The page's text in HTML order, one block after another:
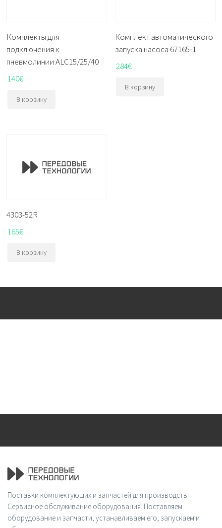
Комплекты для
подключения к
пневмолинии ALC15/25/40
140€
В корзину
Комплект автоматического
запуска насоса 67165-1
284€
В корзину
4303-52R
165€
В корзину
Поставки комплектующих и запчастей для производств.
Сервисное обслуживание оборудования. Поставляем
оборудование и запчасти, устанавливаем его, запускаем и